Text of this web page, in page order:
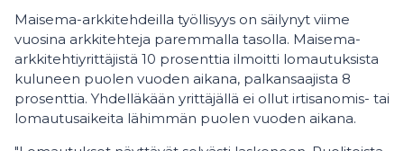
Maisema-arkkitehdeilla työllisyys on säilynyt viime
vuosina arkkitehteja paremmalla tasolla. Maisema-
arkkitehtiyrittäjistä 10 prosenttia ilmoitti lomautuksista
kuluneen puolen vuoden aikana, palkansaajista 8
prosenttia. Yhdelläkään yrittäjällä ei ollut irtisanomis- tai
lomautusaikeita lähimmän puolen vuoden aikana.